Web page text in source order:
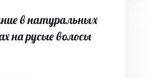
в натуральных
на русые волосы